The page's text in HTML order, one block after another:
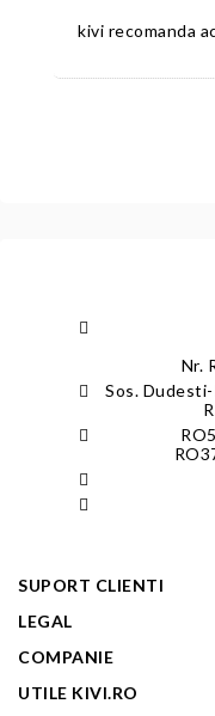
kivi recomanda
Nr.
Sos.
SUPORT CLIENTI
LEGAL
COMPANIE
UTILE KIVI.RO